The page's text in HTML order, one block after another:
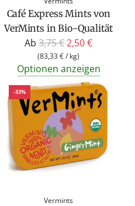
Café Express Mints von
VerMints in Bio-Qualität
Ab R
e
g
u
l
ä
r
e
r
P
3,75 €2,50 €
(83,33 €/ kg)
Optionen anzeigen
-33%
Vermints